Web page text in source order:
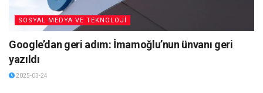
SOSYAL MEDYA VE TEKNOLOJİ
Google’dan geri adım: İmamoğlu’nun ünvanı geri
yazıldı
2025-03-24